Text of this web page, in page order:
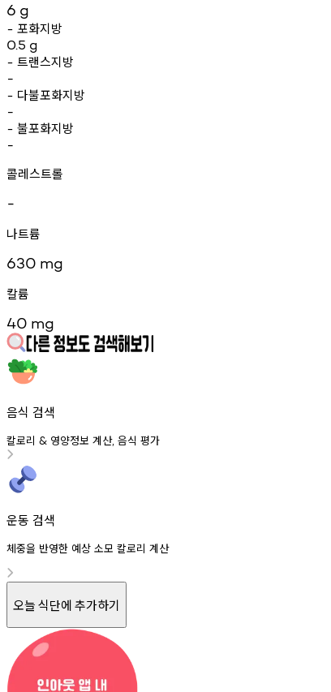
6 g
- 포화지방
0.5 g
- 트랜스지방
-
- 다불포화지방
-
- 불포화지방
-
콜레스트롤
-
나트륨
630 mg
칼륨
40 mg
음식 검색
칼로리 & 영양정보 계산, 음식 평가
운동 검색
체중을 반영한 예상 소모 칼로리 계산
오늘 식단에 추가하기